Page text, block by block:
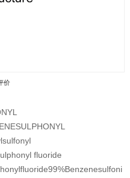
价
品
fluoride